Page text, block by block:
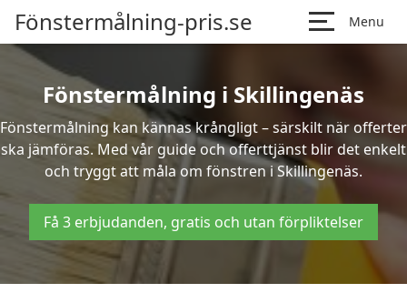
Fönstermålning-pris.se Menu
Fönstermålning i Skillingenäs
Fönstermålning kan kännas krångligt – särskilt när offerter
ska jämföras. Med vår guide och offerttjänst blir det enkelt
och tryggt att måla om fönstren i Skillingenäs.
Få 3 erbjudanden, gratis och utan förpliktelser